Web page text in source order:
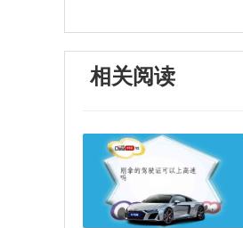
相关阅读